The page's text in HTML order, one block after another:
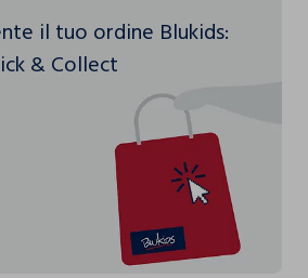
il tuo ordine Blukids:
& Collect